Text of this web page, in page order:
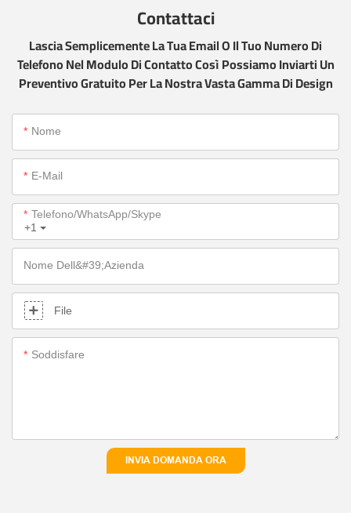
Contattaci
Lascia Semplicemente La Tua Email O Il Tuo Numero Di
Telefono Nel Modulo Di Contatto Così Possiamo Inviarti Un
Preventivo Gratuito Per La Nostra Vasta Gamma Di Design
Nome
E-Mail
+1
Telefono/WhatsApp/Skype
Nome Dell&#39;azienda
File
Soddisfare
INVIA DOMANDA ORA